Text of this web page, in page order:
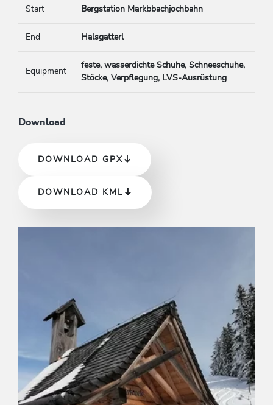
Start Bergstation Markbbachjochbahn
End Halsgatterl
Equipment
feste, wasserdichte Schuhe, Schneeschuhe,
Stöcke, Verpflegung, LVS-Ausrüstung
Download
DOWNLOAD GPX
DOWNLOAD KML